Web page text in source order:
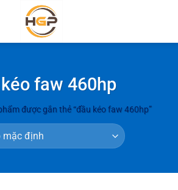
faw 460hp
được gắn thẻ “đầu kéo faw 460hp”